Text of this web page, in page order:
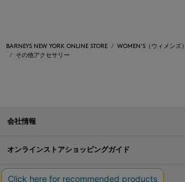
BARNEYS NEW YORK ONLINE STORE WOMEN'S（ウィメンズ）
その他アクセサリー
会社情報
オンラインストアショッピングガイド
店舗情報